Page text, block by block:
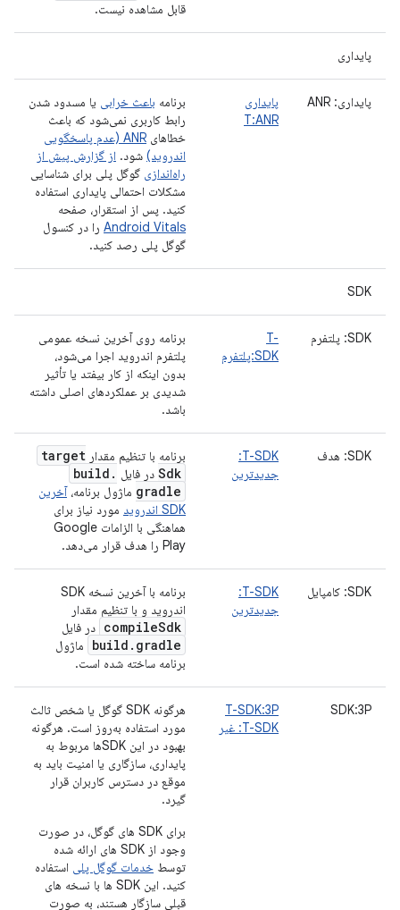
قابل مشاهده نیست.
پایداری
پایداری: ANR
پایداری
T:ANR
برنامه باعث خرابی یا مسدود شدن
رابط کاربری نمی‌شود که باعث
خطاهای
ANR (عدم پاسخگویی
اندروید) شود. از گزارش پیش از
راه‌اندازی گوگل پلی برای شناسایی
مشکلات احتمالی پایداری استفاده
کنید. پس از استقرار، صفحه
Android Vitals را در کنسول
گوگل پلی رصد کنید.
SDK
SDK: پلتفرم
T-
SDK:پلتفرم
برنامه روی آخرین نسخه عمومی
پلتفرم اندروید اجرا می‌شود،
بدون اینکه از کار بیفتد یا تأثیر
شدیدی بر عملکردهای اصلی داشته
باشد.
SDK: هدف
T-SDK:
جدیدترین
برنامه با تنظیم مقدار target
Sdk در فایل build .
gradle ماژول برنامه،آخرین
SDK اندروید
مورد نیاز برای
هماهنگی با الزامات Google
Play را هدف قرار می‌دهد.
SDK: کامپایل
T-SDK:
جدیدترین
برنامه با آخرین نسخه SDK
اندروید و با تنظیم مقدار
compileSdk در فایل
build . gradle
ماژول
برنامه ساخته شده است.
SDK:3P
T-SDK:3P
T-SDK: غیر
هرگونه SDK گوگل یا شخص ثالث
مورد استفاده به‌روز است. هرگونه
بهبود در این SDKها مربوط به
پایداری، سازگاری یا امنیت باید به
موقع در دسترس کاربران قرار
گیرد.
برای SDK های گوگل، در صورت
وجود از SDK های ارائه شده
توسط خدمات گوگل پلی استفاده
کنید. این SDK ها با نسخه های
قبلی سازگار هستند، به صورت